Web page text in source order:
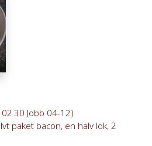
Jobb 04-12)
paket bacon, en halv lök, 2